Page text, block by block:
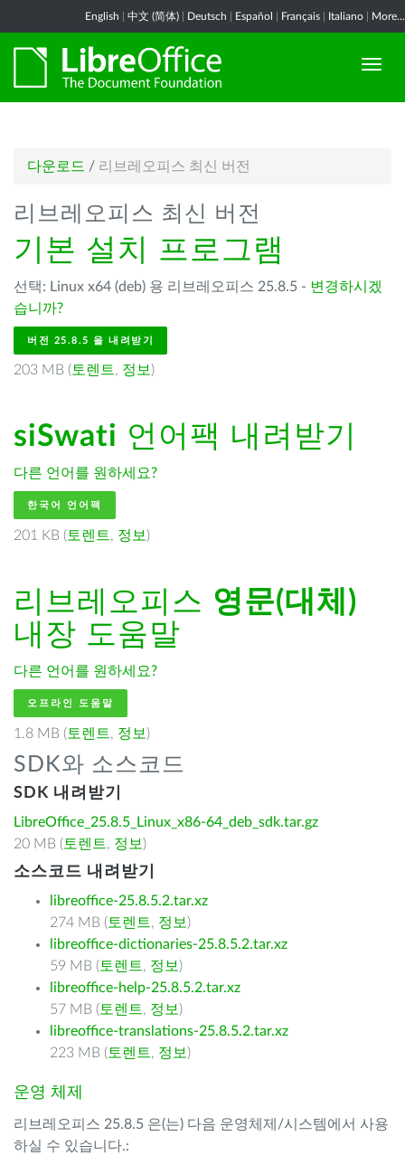
English 中文 (简体) Deutsch Español Français Italiano More...
다운로드 / 리브레오피스 최신 버전
리브레오피스 최신 버전
기본 설치 프로그램
선택: Linux x64 (deb) 용 리브레오피스 25.8.5 - 변경하시겠
습니까?
버전 25.8.5 을 내려받기
203 MB ( 토렌트, 정보 )
siSwati 언어팩 내려받기
다른 언어를 원하세요?
한국어 언어팩
201 KB ( 토렌트, 정보 )
리브레오피스 영문(대체)
내장 도움말
다른 언어를 원하세요?
오프라인 도움말
1.8 MB ( 토렌트, 정보 )
SDK와 소스코드
SDK 내려받기
LibreOffice_25.8.5_Linux_x86-64_deb_sdk.tar.gz
20 MB ( 토렌트, 정보 )
소스코드 내려받기
libreoffice-25.8.5.2.tar.xz
274 MB ( 토렌트, 정보 )
libreoffice-dictionaries-25.8.5.2.tar.xz
59 MB ( 토렌트, 정보 )
libreoffice-help-25.8.5.2.tar.xz
57 MB ( 토렌트, 정보 )
libreoffice-translations-25.8.5.2.tar.xz
223 MB ( 토렌트, 정보 )
운영 체제
리브레오피스 25.8.5 은(는) 다음 운영체제/시스템에서 사용
하실 수 있습니다.: